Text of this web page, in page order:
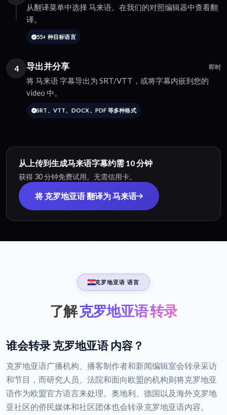
从翻译菜单中选择 马来语。在我们的对照编辑器中查看翻
译。
55+ 种目标语言
4 导出并分享 即时
将 马来语 字幕导出为 SRT/VTT，或将字幕内嵌到您的
video 中。
SRT、VTT、DOCX、PDF 等多种格式
从上传到生成马来语字幕约需 10 分钟
获得 30 分钟免费试用。无需信用卡。
将 克罗地亚语 翻译为 马来语
克罗地亚语 语言
了解克罗地亚语 转录
谁会转录 克罗地亚语 内容？
克罗地亚语广播机构、播客制作者和新闻编辑室会转录采访
和节目，而研究人员、法院和面向欧盟的机构则将克罗地亚
语作为欧盟官方语言来处理。奥地利、德国以及海外克罗地
亚社区的侨民媒体和社区团体也会转录克罗地亚语内容。